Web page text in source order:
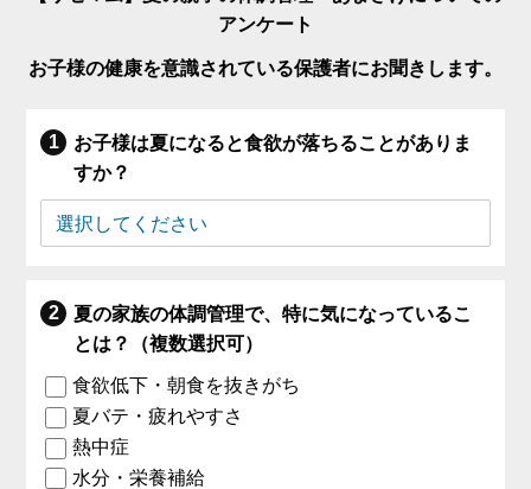
アンケート
お子様の健康を意識されている保護者にお聞きします。
お子様は夏になると食欲が落ちることがありま
すか？
夏の家族の体調管理で、特に気になっているこ
とは？（複数選択可）
食欲低下・朝食を抜きがち
夏バテ・疲れやすさ
熱中症
水分・栄養補給